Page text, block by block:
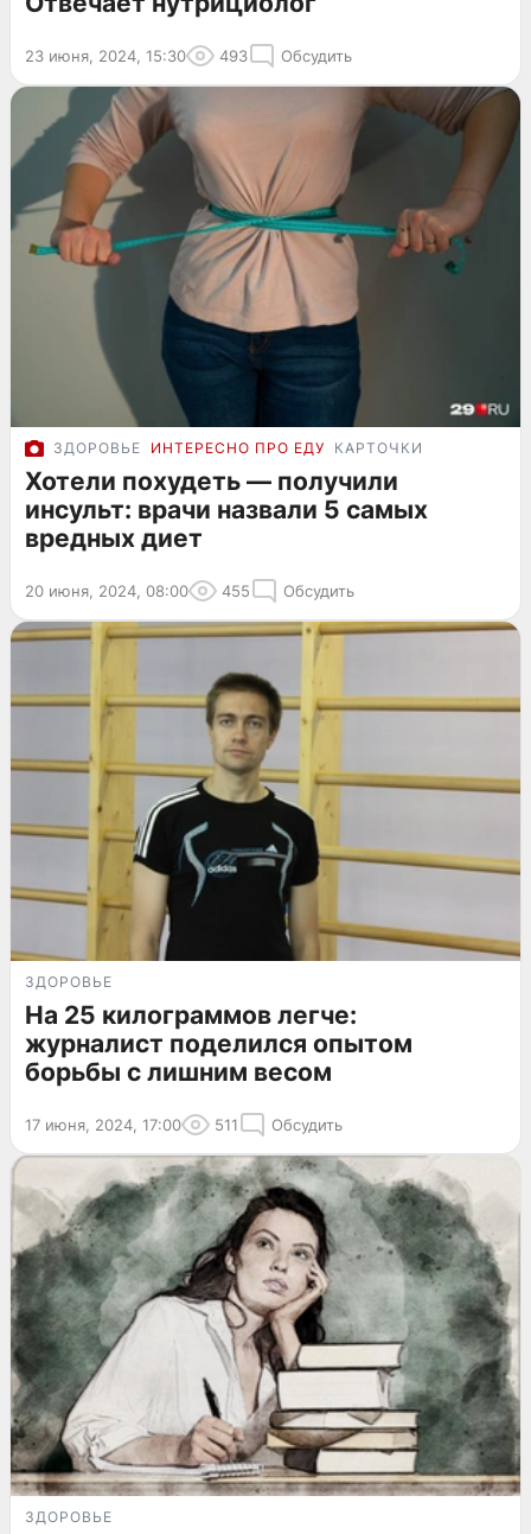
23 июня, 2024, 15:30 493 Обсудить
ЗДОРОВЬЕ ИНТЕРЕСНО ПРО ЕДУ КАРТОЧКИ
Хотели похудеть — получили
инсульт: врачи назвали 5 самых
вредных диет
20 июня, 2024, 08:00 455 Обсудить
ЗДОРОВЬЕ
На 25 килограммов легче:
журналист поделился опытом
борьбы с лишним весом
17 июня, 2024, 17:00 511 Обсудить
ЗДОРОВЬЕ